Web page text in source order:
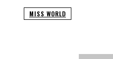
MISS WORLD